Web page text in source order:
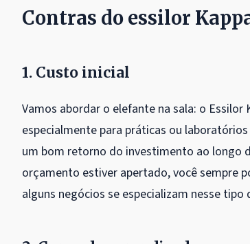
Contras do essilor
1. Custo inicial
Vamos abordar o elefante na sala: o
especialmente para práticas ou
um bom retorno do investimento ao longo
orçamento estiver apertado, você sempre
alguns negócios se especializam nesse tipo